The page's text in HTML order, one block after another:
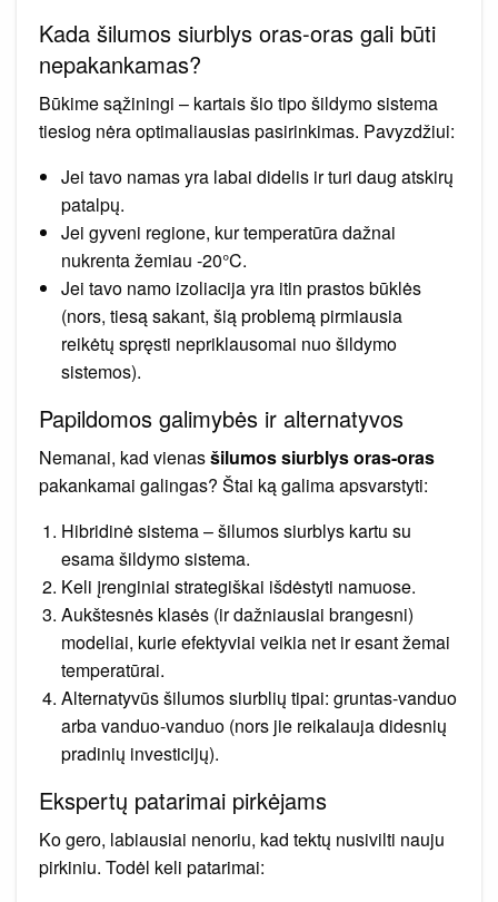
Kada šilumos siurblys oras-oras gali būti
nepakankamas?
Būkime sąžiningi – kartais šio tipo šildymo sistema
tiesiog nėra optimaliausias pasirinkimas. Pavyzdžiui:
Jei tavo namas yra labai didelis ir turi daug atskirų
patalpų.
Jei gyveni regione, kur temperatūra dažnai
nukrenta žemiau -20°C.
Jei tavo namo izoliacija yra itin prastos būklės
(nors, tiesą sakant, šią problemą pirmiausia
reikėtų spręsti nepriklausomai nuo šildymo
sistemos).
Papildomos galimybės ir alternatyvos
Nemanai, kad vienasšilumos siurblys oras-oras
pakankamai galingas? Štai ką galima apsvarstyti:
Hibridinė sistema – šilumos siurblys kartu su
esama šildymo sistema.
Keli įrenginiai strategiškai išdėstyti namuose.
Aukštesnės klasės (ir dažniausiai brangesni)
modeliai, kurie efektyviai veikia net ir esant žemai
temperatūrai.
Alternatyvūs šilumos siurblių tipai: gruntas-vanduo
arba vanduo-vanduo (nors jie reikalauja didesnių
pradinių investicijų).
Ekspertų patarimai pirkėjams
Ko gero, labiausiai nenoriu, kad tektų nusivilti nauju
pirkiniu. Todėl keli patarimai: